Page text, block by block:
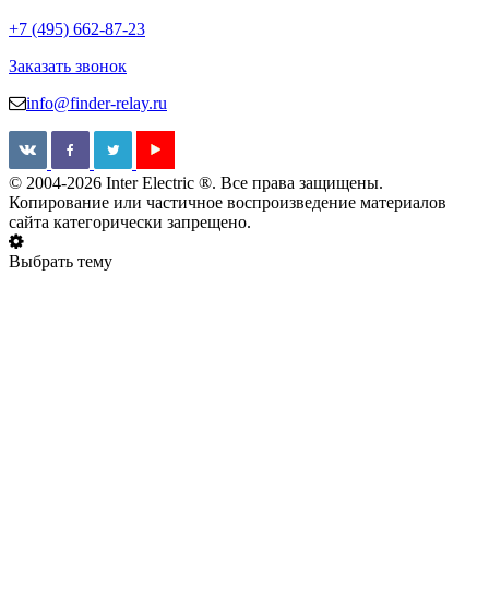
+7 (495) 662-87-23
Заказать звонок
info@finder-relay.ru
© 2004-2026 Inter Electric ®. Все права защищены.
Копирование или частичное воспроизведение материалов
сайта категорически запрещено.
Выбрать тему